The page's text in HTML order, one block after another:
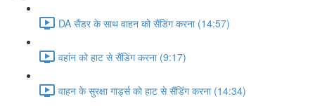
DA सैंडर के साथ वाहन को सैंडिंग करना (14:57)
वहांन को हाट से सैंडिंग करना (9:17)
वाहन के सुरक्षा गार्ड्स को हाट से सैंडिंग करना (14:34)